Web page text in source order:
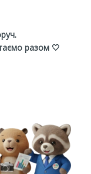
разом 🤍